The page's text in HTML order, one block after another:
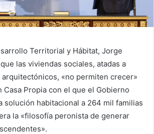
Territorial y Hábitat, Jorge
las viviendas sociales, atadas a
«no permiten crecer»
Casa Propia con el que el Gobierno
solución habitacional a 264 mil familias
la «filosofía peronista de generar